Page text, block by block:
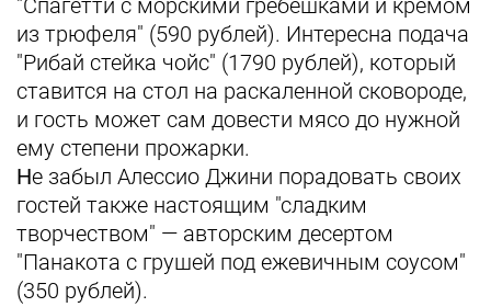
"Спагетти с морскими гребешками и кремом
из трюфеля" (590 рублей). Интересна подача
"Рибай стейка чойс" (1790 рублей), который
ставится на стол на раскаленной сковороде,
и гость может сам довести мясо до нужной
ему степени прожарки.
Не забыл Алессио Джини порадовать своих
гостей также настоящим "сладким
творчеством" — авторским десертом
"Панакота с грушей под ежевичным соусом"
(350 рублей).